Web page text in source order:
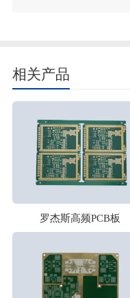
相关产品
罗杰斯高频PCB板